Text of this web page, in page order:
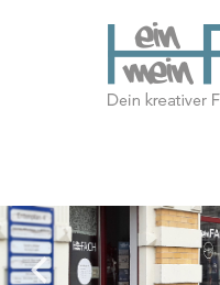
HOME
LÄDCHEN